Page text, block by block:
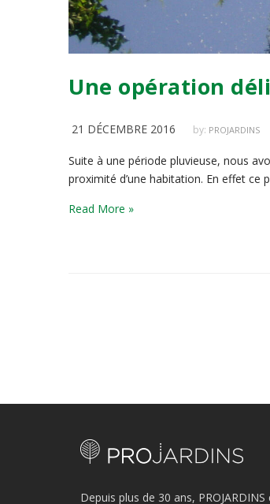
Une opération
21 DÉCEMBRE 2016 by: PROJARDINS
Suite à une période pluvieuse, nous
proximité d’une habitation. En effet ce
Read More »
Depuis plus de 30 ans,